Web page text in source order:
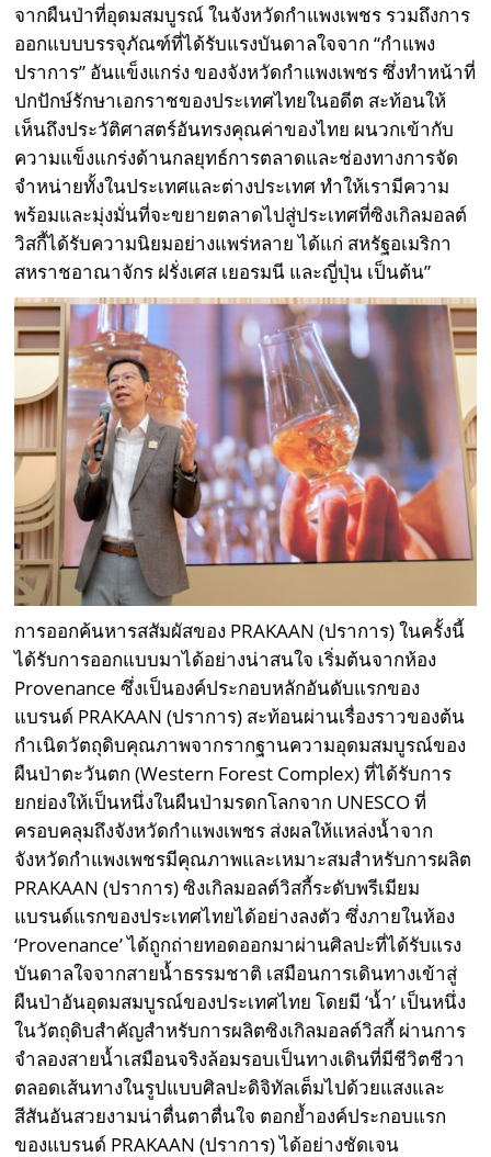
จากผืนป่าที่อุดมสมบูรณ์ ในจังหวัดกำแพงเพชร รวมถึงการ
ออกแบบบรรจุภัณฑ์ที่ได้รับแรงบันดาลใจจาก “กำแพง
ปราการ” อันแข็งแกร่ง ของจังหวัดกำแพงเพชร ซึ่งทำหน้าที่
ปกปักษ์รักษาเอกราชของประเทศไทยในอดีต สะท้อนให้
เห็นถึงประวัติศาสตร์อันทรงคุณค่าของไทย ผนวกเข้ากับ
ความแข็งแกร่งด้านกลยุทธ์การตลาดและช่องทางการจัด
จำหน่ายทั้งในประเทศและต่างประเทศ ทำให้เรามีความ
พร้อมและมุ่งมั่นที่จะขยายตลาดไปสู่ประเทศที่ซิงเกิลมอลต์
วิสกี้ได้รับความนิยมอย่างแพร่หลาย ได้แก่ สหรัฐอเมริกา
สหราชอาณาจักร ฝรั่งเศส เยอรมนี และญี่ปุ่น เป็นต้น”
การออกค้นหารสสัมผัสของ PRAKAAN (ปราการ) ในครั้งนี้
ได้รับการออกแบบมาได้อย่างน่าสนใจ เริ่มต้นจากห้อง
Provenance ซึ่งเป็นองค์ประกอบหลักอันดับแรกของ
แบรนด์ PRAKAAN (ปราการ) สะท้อนผ่านเรื่องราวของต้น
กำเนิดวัตถุดิบคุณภาพจากรากฐานความอุดมสมบูรณ์ของ
ผืนป่าตะวันตก (Western Forest Complex) ที่ได้รับการ
ยกย่องให้เป็นหนึ่งในผืนป่ามรดกโลกจาก UNESCO ที่
ครอบคลุมถึงจังหวัดกำแพงเพชร ส่งผลให้แหล่งน้ำจาก
จังหวัดกำแพงเพชรมีคุณภาพและเหมาะสมสำหรับการผลิต
PRAKAAN (ปราการ) ซิงเกิลมอลต์วิสกี้ระดับพรีเมียม
แบรนด์แรกของประเทศไทยได้อย่างลงตัว ซึ่งภายในห้อง
‘Provenance’ ได้ถูกถ่ายทอดออกมาผ่านศิลปะที่ได้รับแรง
บันดาลใจจากสายน้ำธรรมชาติ เสมือนการเดินทางเข้าสู่
ผืนป่าอันอุดมสมบูรณ์ของประเทศไทย โดยมี ‘น้ำ’ เป็นหนึ่ง
ในวัตถุดิบสำคัญสำหรับการผลิตซิงเกิลมอลต์วิสกี้ ผ่านการ
จำลองสายน้ำเสมือนจริงล้อมรอบเป็นทางเดินที่มีชีวิตชีวา
ตลอดเส้นทางในรูปแบบศิลปะดิจิทัลเต็มไปด้วยแสงและ
สีสันอันสวยงามน่าตื่นตาตื่นใจ ตอกย้ำองค์ประกอบแรก
ของแบรนด์ PRAKAAN (ปราการ) ได้อย่างชัดเจน